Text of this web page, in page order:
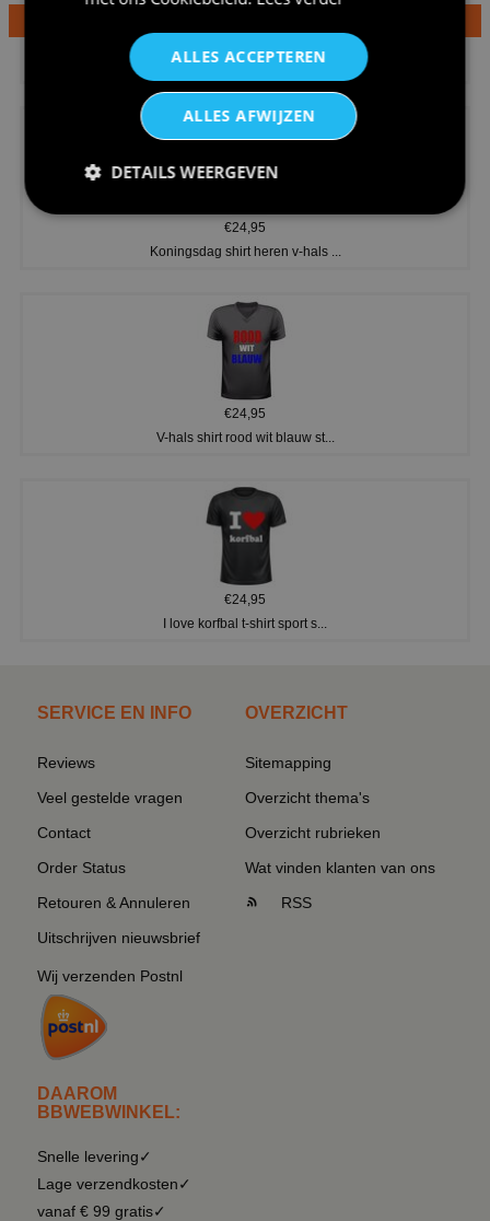
Dames v hals t-shirt prinses v...
€24,95
Koningsdag shirt heren v-hals ...
€24,95
V-hals shirt rood wit blauw st...
€24,95
I love korfbal t-shirt sport s...
SERVICE EN INFO
Reviews
Veel gestelde vragen
Contact
Order Status
Retouren & Annuleren
Uitschrijven nieuwsbrief
Wij verzenden Postnl
DAAROM
BBWEBWINKEL:
Snelle levering✓
Lage verzendkosten✓
vanaf € 99 gratis✓
OVERZICHT
Sitemapping
Overzicht thema's
Overzicht rubrieken
Wat vinden klanten van ons
RSS
ALLES ACCEPTEREN
ALLES AFWIJZEN
DETAILS WEERGEVEN